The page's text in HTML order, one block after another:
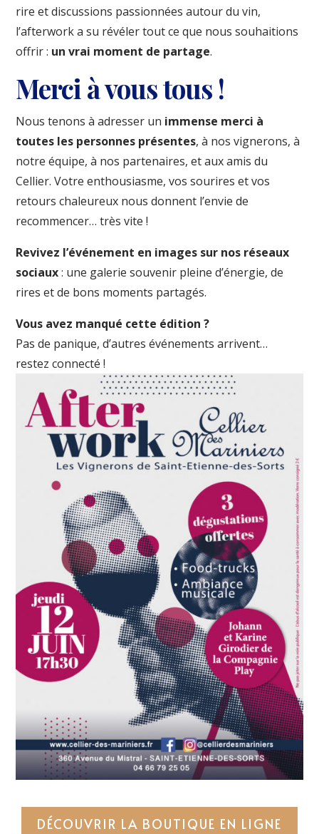
rire et discussions passionnées autour du vin,
l’afterwork a su révéler tout ce que nous souhaitions
offrir : un vrai moment de partage.
Merci à vous tous !
Nous tenons à adresser un immense merci à
toutes les personnes présentes, à nos vignerons, à
notre équipe, à nos partenaires, et aux amis du
Cellier. Votre enthousiasme, vos sourires et vos
retours chaleureux nous donnent l’envie de
recommencer… très vite !
Revivez l’événement en images sur nos réseaux
sociaux: une galerie souvenir pleine d’énergie, de
rires et de bons moments partagés.
Vous avez manqué cette édition ?
Pas de panique, d’autres événements arrivent…
restez connecté !
DÉCOUVRIR LA BOUTIQUE EN LIGNE